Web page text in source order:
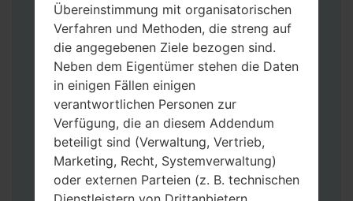
Laden Sie auf Ihren PC:Odin 3
Version herunter.
Dann laden Sie die Firmware-Datei
herunter und entpacken Sie sie.
Sie brauchen 1(wählen Sie hier 1 Firmware-
Übereinstimmung mit organisatorischen
Verfahren und Methoden, die streng auf
die angegebenen Ziele bezogen sind.
Neben dem Eigentümer stehen die Daten
in einigen Fällen einigen
verantwortlichen Personen zur
Verfügung, die an diesem Addendum
beteiligt sind (Verwaltung, Vertrieb,
Marketing, Recht, Systemverwaltung)
oder externen Parteien (z. B. technischen